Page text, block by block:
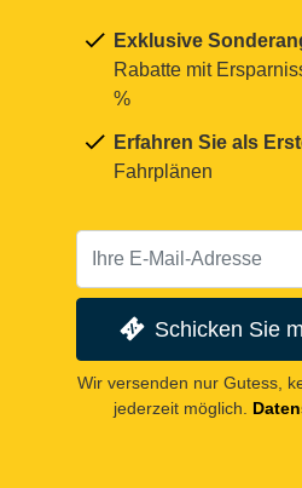
Exklusive
Rabatte mit
%
Erfahren Sie als
Fahrplänen
Schicken Sie
Wir versenden nur Gutess,
jederzeit möglich.